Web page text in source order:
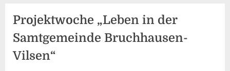
Projektwoche „Leben in der
Samtgemeinde Bruchhausen-
Vilsen“